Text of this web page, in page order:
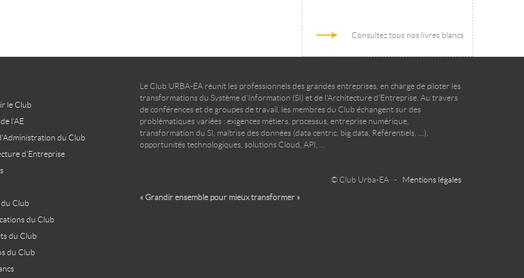
Consultez tous nos livres blancs
le Club
l’AE
du Club
d’Entreprise
du Club
du Club
du Club
du Club
Le Club URBA-EA réunit les professionnels des grandes entreprises, en charge de piloter les
transformations du Système d’Information (SI) et de l’Architecture d’Entreprise. Au travers
de conférences et de groupes de travail, les membres du Club échangent sur des
problématiques variées : exigences métiers, processus, entreprise numérique,
transformation du SI, maîtrise des données (data centric, big data, Référentiels, …),
opportunités technologiques, solutions Cloud, API, …
© Club Urba-EA - Mentions légales
« Grandir ensemble pour mieux transformer »